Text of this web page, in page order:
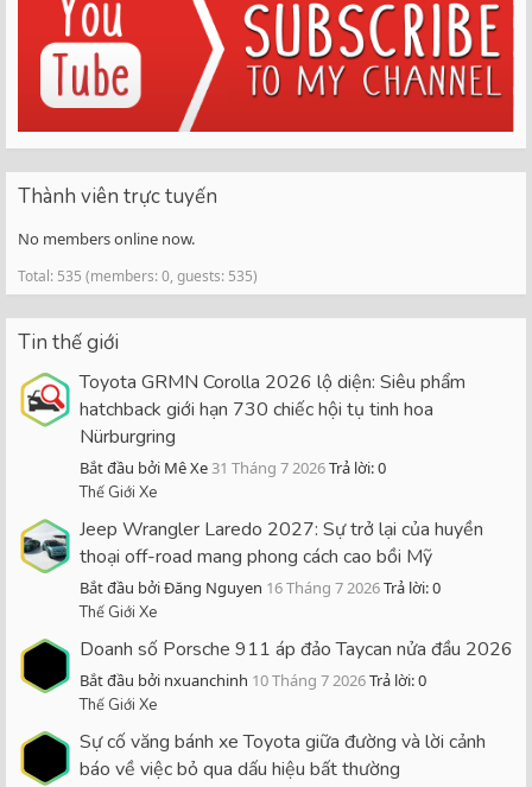
Thành viên trực tuyến
No members online now.
Total: 535 (members: 0, guests: 535)
Tin thế giới
Toyota GRMN Corolla 2026 lộ diện: Siêu phẩm
hatchback giới hạn 730 chiếc hội tụ tinh hoa
Nürburgring
Bắt đầu bởi Mê Xe31 Tháng 7 2026Trả lời: 0
Thế Giới Xe
Jeep Wrangler Laredo 2027: Sự trở lại của huyền
thoại off-road mang phong cách cao bồi Mỹ
Bắt đầu bởi Đăng Nguyen 16 Tháng 7 2026Trả lời: 0
Thế Giới Xe
Doanh số Porsche 911 áp đảo Taycan nửa đầu 2026
Bắt đầu bởi nxuanchinh 10 Tháng 7 2026Trả lời: 0
Thế Giới Xe
Sự cố văng bánh xe Toyota giữa đường và lời cảnh
báo về việc bỏ qua dấu hiệu bất thường